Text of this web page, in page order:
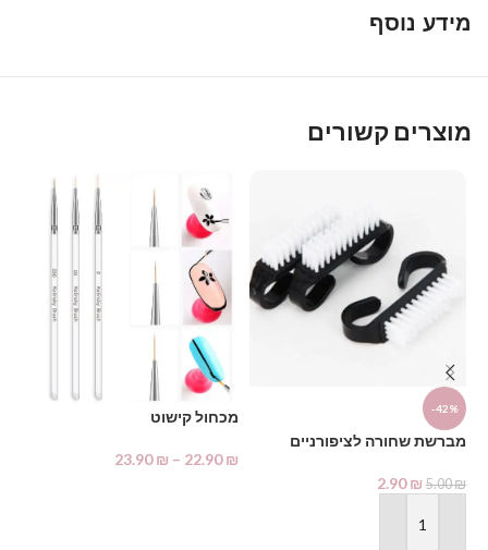
מידע נוסף
מוצרים קשורים
-42%
מברשת שחורה לציפורניים
5.00₪
2.90₪
הוספה לסל
מכחול קישוט
22.90₪
–
23.90₪